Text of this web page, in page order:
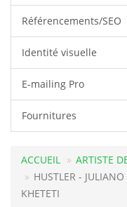
Référencements/SEO
Identité visuelle
E-mailing Pro
Fournitures
ACCUEIL
ARTISTE
HUSTLER -
KHETETI